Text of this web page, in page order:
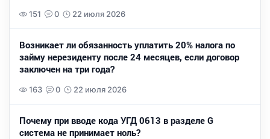
151 0 22 июля 2026
Возникает ли обязанность уплатить 20% налога по
займу нерезиденту после 24 месяцев, если договор
заключен на три года?
163 0 22 июля 2026
Почему при вводе кода УГД 0613 в разделе G
система не принимает ноль?